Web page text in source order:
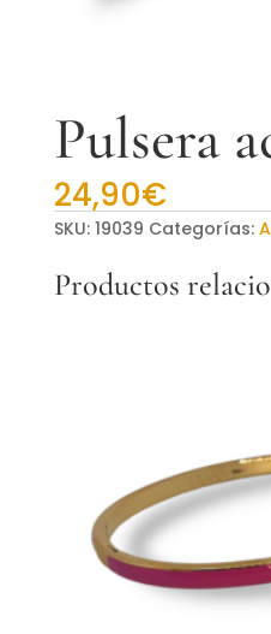
Pulsera
24,90€
SKU: 19039 Categorías:
Productos